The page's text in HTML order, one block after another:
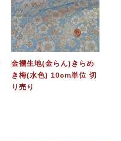
金襴生地(金らん)きらめ
き梅(水色) 10cm単位 切
り売り